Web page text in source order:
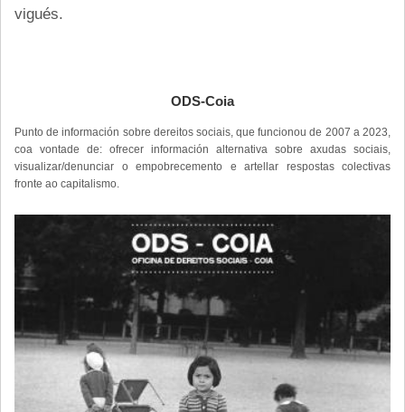
vigués.
ODS-Coia
Punto de información sobre dereitos sociais, que funcionou de 2007 a 2023,
coa vontade de: ofrecer información alternativa sobre axudas sociais,
visualizar/denunciar o empobrecemento e artellar respostas colectivas
fronte ao capitalismo.